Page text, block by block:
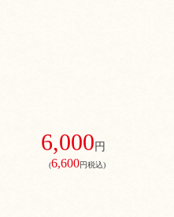
6,000 円
(6,600円税込)